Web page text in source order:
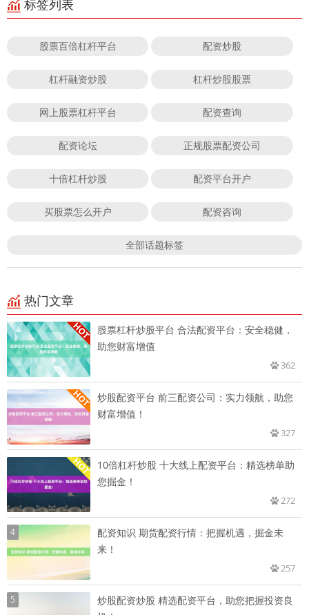
标签列表
股票百倍杠杆平台 配资炒股
杠杆融资炒股 杠杆炒股股票
网上股票杠杆平台 配资查询
配资论坛 正规股票配资公司
十倍杠杆炒股 配资平台开户
买股票怎么开户 配资咨询
全部话题标签
热门文章
股票杠杆炒股平台 合法配资平台：安全稳健，
助您财富增值
362
炒股配资平台 前三配资公司：实力领航，助您
财富增值！
327
10倍杠杆炒股 十大线上配资平台：精选榜单助
您掘金！
272
4
配资知识 期货配资行情：把握机遇，掘金未
来！
257
5
炒股配资炒股 精选配资平台，助您把握投资良